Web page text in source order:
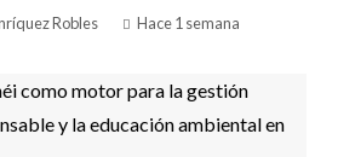
Robles Hace 1 semana